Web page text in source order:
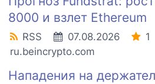
8000 и взлет Ethereum
RSS 07.08.2026 1
ru.beincrypto.com
Нападения на